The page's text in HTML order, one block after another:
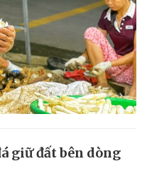
giữ đất bên dòng